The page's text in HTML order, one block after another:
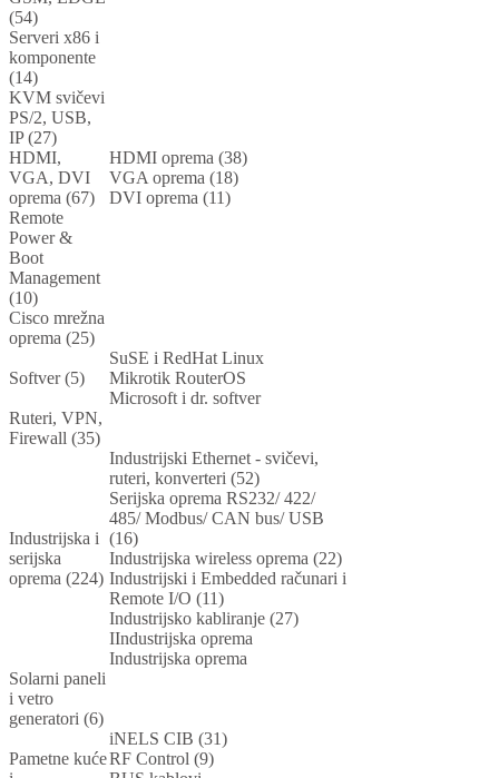
(54)
Serveri x86 i
komponente
(14)
KVM svičevi
PS/2, USB,
IP (27)
HDMI,
VGA, DVI
oprema (67)
HDMI oprema (38)
VGA oprema (18)
DVI oprema (11)
Remote
Power &
Boot
Management
(10)
Cisco mrežna
oprema (25)
Softver (5)
SuSE i RedHat Linux
Mikrotik RouterOS
Microsoft i dr. softver
Ruteri, VPN,
Firewall (35)
Industrijska i
serijska
oprema (224)
Industrijski Ethernet - svičevi,
ruteri, konverteri (52)
Serijska oprema RS232/ 422/
485/ Modbus/ CAN bus/ USB
(16)
Industrijska wireless oprema (22)
Industrijski i Embedded računari i
Remote I/O (11)
Industrijsko kabliranje (27)
IIndustrijska oprema
Industrijska oprema
Solarni paneli
i vetro
generatori (6)
Pametne kuće
iNELS CIB (31)
RF Control (9)